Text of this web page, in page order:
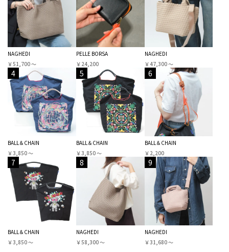
NAGHEDI
￥51,700 〜
PELLE BORSA
￥24,200
NAGHEDI
￥47,300 〜
4
BALL＆CHAIN
￥3,850 〜
5
BALL＆CHAIN
￥3,850 〜
6
BALL＆CHAIN
￥2,200
7
BALL＆CHAIN
￥3,850 〜
8
NAGHEDI
￥58,300 〜
9
NAGHEDI
￥31,680 〜